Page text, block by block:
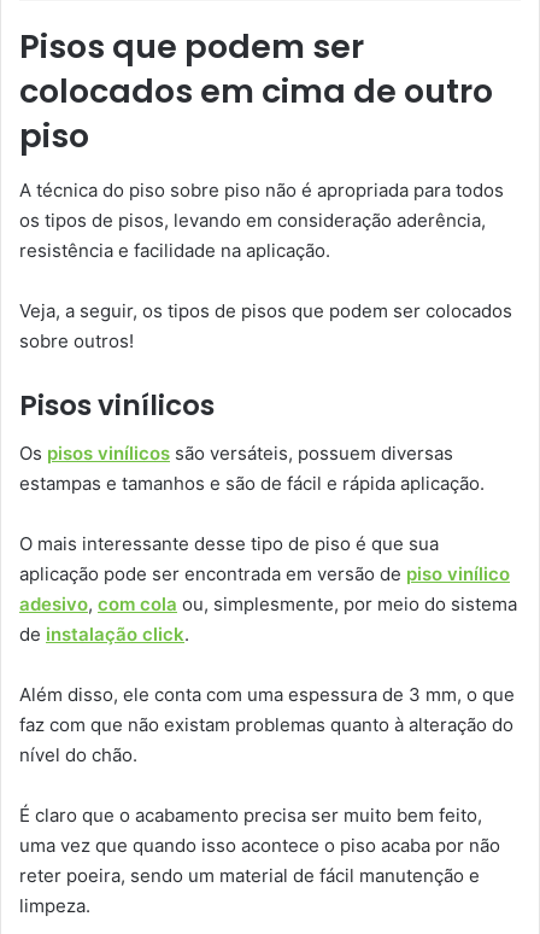
Pisos que podem ser
colocados em cima de outro
piso
A técnica do piso sobre piso não é apropriada para todos
os tipos de pisos, levando em consideração aderência,
resistência e facilidade na aplicação.
Veja, a seguir, os tipos de pisos que podem ser colocados
sobre outros!
Pisos vinílicos
Os pisos vinílicos são versáteis, possuem diversas
estampas e tamanhos e são de fácil e rápida aplicação.
O mais interessante desse tipo de piso é que sua
aplicação pode ser encontrada em versão de piso vinílico
adesivo, com cola ou, simplesmente, por meio do sistema
de instalação click.
Além disso, ele conta com uma espessura de 3 mm, o que
faz com que não existam problemas quanto à alteração do
nível do chão.
É claro que o acabamento precisa ser muito bem feito,
uma vez que quando isso acontece o piso acaba por não
reter poeira, sendo um material de fácil manutenção e
limpeza.